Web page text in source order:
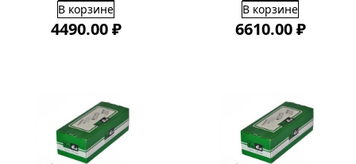
В корзине
4490.00 ₽
В корзине
6610.00 ₽